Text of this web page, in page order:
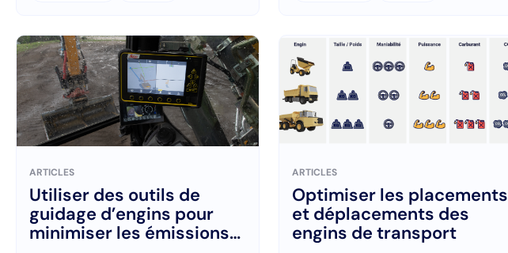
ARTICLES
Utiliser des outils de
guidage d’engins pour
minimiser les émissions
ARTICLES
Optimiser les placements
et déplacements des
engins de transport